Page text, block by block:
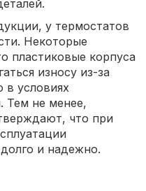
у термостатов
Некоторые
пластиковые корпуса
износу из-за
в условиях
Тем не менее,
что при
и надежно.